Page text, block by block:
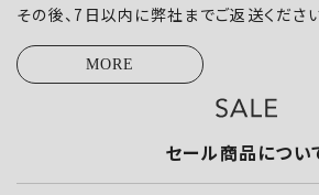
その後、7日以内に弊社までご返送ください
MORE
セール商品につい